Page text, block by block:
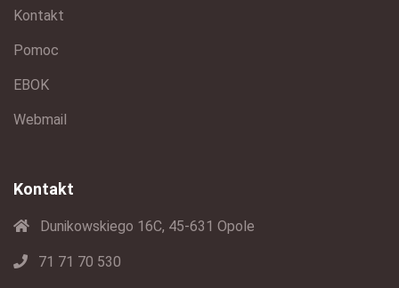
Kontakt
Pomoc
EBOK
Webmail
Kontakt
Dunikowskiego 16C, 45-631 Opole
71 71 70 530